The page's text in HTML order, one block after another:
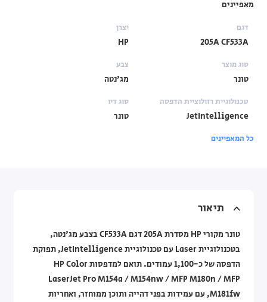
מאפיינים
דגם
205A CF533A
יצרן
HP
סוג מוצר
טונר
צבע
מג'נטה
טכנולוגיית רזולוציית הדפסה
JetIntelligence
סוג דיו
טונר
כל המאפיינים
תיאור
טונר מקורי HP מסדרת 205A דגם CF533A בצבע מג'נטה,
בטכנולוגיית Laser עם טכנולוגיית JetIntelligence, תפוקת
הדפסה של כ-1,100 עמודים. תואם למדפסות HP Color
LaserJet Pro M154a / M154nw / MFP M180n / MFP
M181fw, עם עמידות בפני דהייה ותוכן ממוחזר, ואחריות